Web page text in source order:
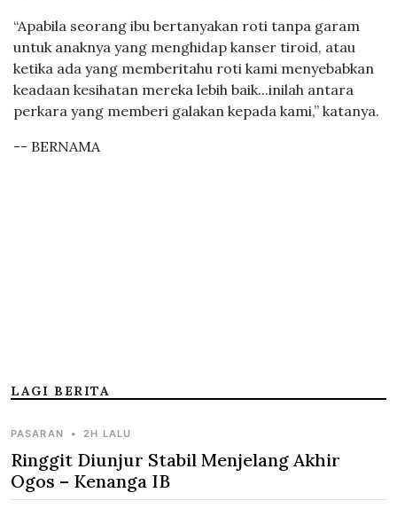
“Apabila seorang ibu bertanyakan roti tanpa garam
untuk anaknya yang menghidap kanser tiroid, atau
ketika ada yang memberitahu roti kami menyebabkan
keadaan kesihatan mereka lebih baik...inilah antara
perkara yang memberi galakan kepada kami,” katanya.
-- BERNAMA
LAGI BERITA
PASARAN • 2H LALU
Ringgit Diunjur Stabil Menjelang Akhir
Ogos – Kenanga IB